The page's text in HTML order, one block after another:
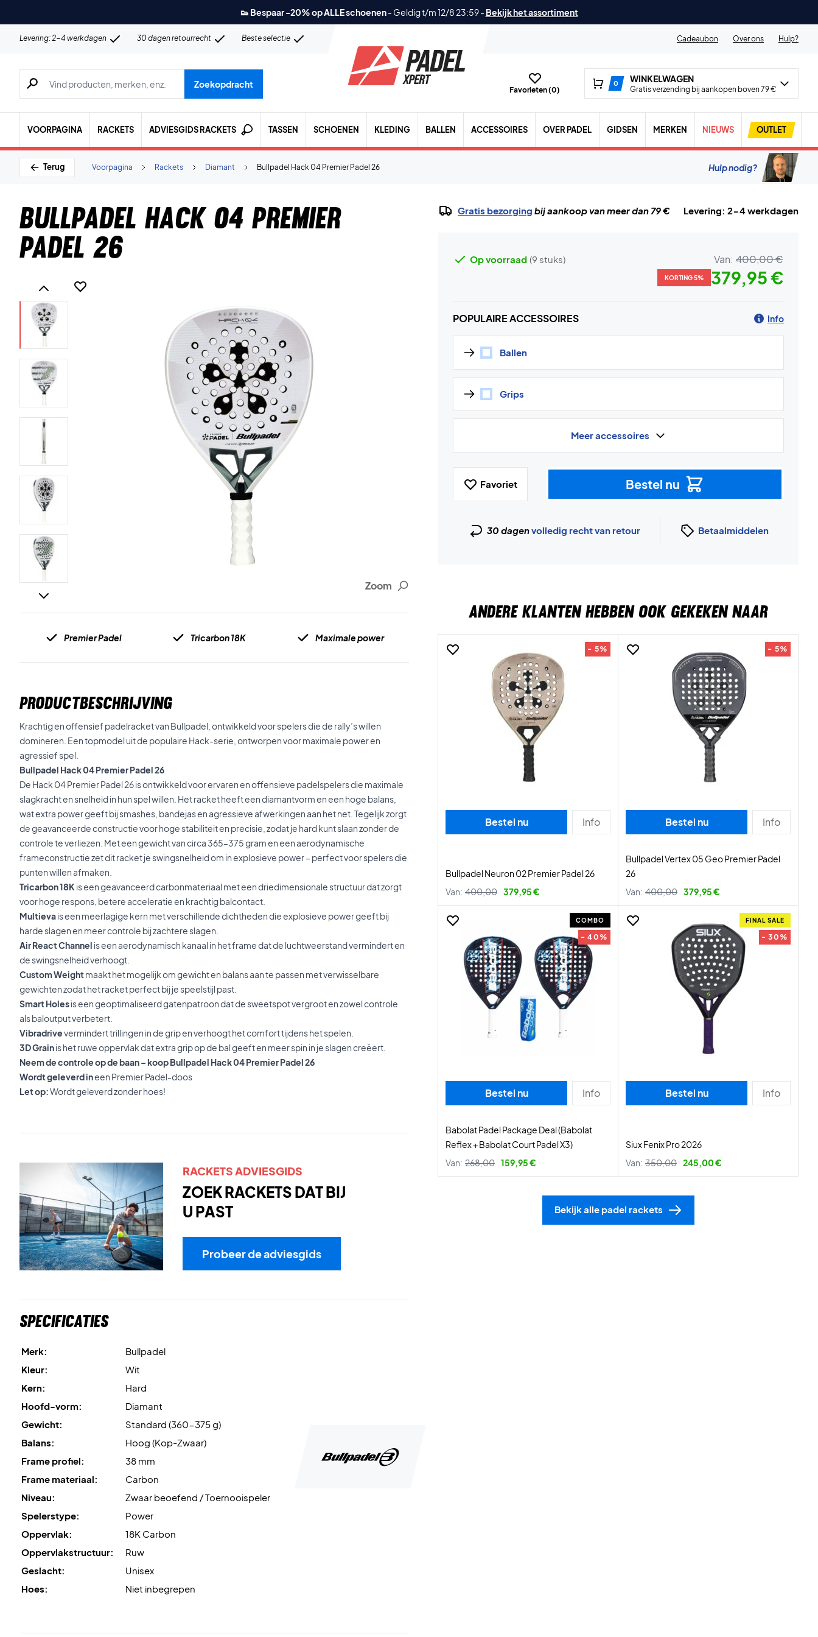
👟 Bespaar -20% op ALLE schoenen- Geldig t/m 12/8 23:59- Bekijk het assortiment
Levering: 2-4 werkdagen 30 dagen retourrecht Beste selectie Cadeaubon Over ons Hulp?
Zoeken naar producten, merken etc.
Zoekopdracht
Favorieten (0)
0 WINKELWAGEN
Gratis verzending bij aankopen boven 79 €
VOORPAGINA RACKETS ADVIESGIDS RACKETS TASSEN SCHOENEN KLEDING BALLEN ACCESSOIRES OVER PADEL GIDSEN MERKEN NIEUWS OUTLET
Terug Bullpadel Hack 04 Premier Padel 26
Diamant
Rackets
Voorpagina Hulp nodig?
Bullpadel Hack 04 Premier
Padel 26
Zoom
Premier Padel Tricarbon 18K Maximale power
PRODUCTBESCHRIJVING
Krachtig en offensief padelracket van Bullpadel, ontwikkeld voor spelers die de rally’s willen
domineren. Een topmodel uit de populaire Hack-serie, ontworpen voor maximale power en
agressief spel.
Bullpadel Hack 04 Premier Padel 26
De Hack 04 Premier Padel 26 is ontwikkeld voor ervaren en offensieve padelspelers die maximale
slagkracht en snelheid in hun spel willen. Het racket heeft een diamantvorm en een hoge balans,
wat extra power geeft bij smashes, bandejas en agressieve afwerkingen aan het net. Tegelijk zorgt
de geavanceerde constructie voor hoge stabiliteit en precisie, zodat je hard kunt slaan zonder de
controle te verliezen. Met een gewicht van circa 365–375 gram en een aerodynamische
frameconstructie zet dit racket je swingsnelheid om in explosieve power – perfect voor spelers die
punten willen afmaken.
Tricarbon 18K is een geavanceerd carbonmateriaal met een driedimensionale structuur dat zorgt
voor hoge respons, betere acceleratie en krachtig balcontact.
Multievais een meerlagige kern met verschillende dichtheden die explosieve power geeft bij
harde slagen en meer controle bij zachtere slagen.
Air React Channel is een aerodynamisch kanaal in het frame dat de luchtweerstand vermindert en
de swingsnelheid verhoogt.
Custom Weightmaakt het mogelijk om gewicht en balans aan te passen met verwisselbare
gewichten zodat het racket perfect bij je speelstijl past.
Smart Holesis een geoptimaliseerd gatenpatroon dat de sweetspot vergroot en zowel controle
als baloutput verbetert.
Vibradrivevermindert trillingen in de grip en verhoogt het comfort tijdens het spelen.
3D Grainis het ruwe oppervlak dat extra grip op de bal geeft en meer spin in je slagen creëert.
Neem de controle op de baan – koop Bullpadel Hack 04 Premier Padel 26
Wordt geleverd ineen Premier Padel-doos
Let op:Wordt geleverd zonder hoes!
RACKETS ADVIESGIDS
ZOEK RACKETS DAT BIJ
U PAST
Probeer de adviesgids
Specificaties
Merk:
Bullpadel
Kleur:
Wit
Kern:
Hard
Hoofd-vorm:
Diamant
Gewicht:
Standard (360-375 g)
Balans:
Hoog (Kop-Zwaar)
Frame profiel:
38 mm
Frame materiaal:
Carbon
Niveau:
Zwaar beoefend / Toernooispeler
Spelerstype:
Power
Oppervlak:
18K Carbon
Oppervlakstructuur:
Ruw
Geslacht:
Unisex
Hoes:
Niet inbegrepen
Gratis bezorging bij aankoop van meer dan 79 € Levering: 2-4 werkdagen
Op voorraad (9 stuks) Van: 400,00 €
KORTING 5% 379,95 €
POPULAIRE ACCESSOIRES Info
Ballen
Grips
Meer accessoires
Favoriet Bestel nu
30 dagenvolledig recht van retour Betaalmiddelen
ANDERE KLANTEN HEBBEN OOK GEKEKEN NAAR
- 5%
Bestel nu Info
Bullpadel Neuron 02 Premier Padel 26
Van: 400,00 379,95 €
- 5%
Bestel nu Info
Bullpadel Vertex 05 Geo Premier Padel
26
Van: 400,00 379,95 €
COMBO
- 40%
Bestel nu Info
Babolat Padel Package Deal (Babolat
Reflex + Babolat Court Padel X3)
Van: 268,00 159,95 €
FINAL SALE
- 30%
Bestel nu Info
Siux Fenix Pro 2026
Van: 350,00 245,00 €
Bekijk alle padel rackets